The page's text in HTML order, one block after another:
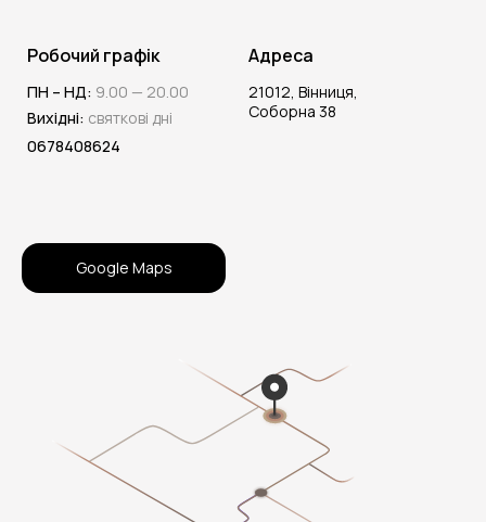
Робочий графік
ПН – НД: 9.00 — 20.00
Вихідні: святкові дні
0678408624
Адреса
21012, Вінниця,
Соборна 38
Google Maps